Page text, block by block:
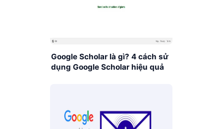
Google Scholar là gì? 4 cách sử
dụng Google Scholar hiệu quả